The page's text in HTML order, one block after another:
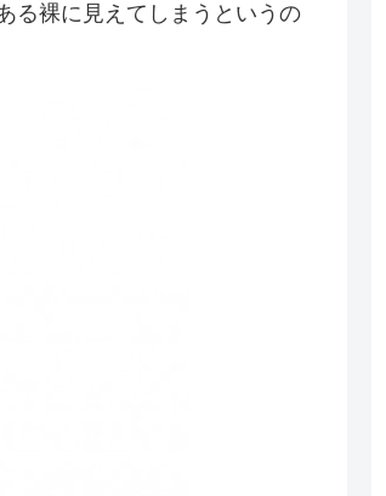
る裸に見えてしまうというの